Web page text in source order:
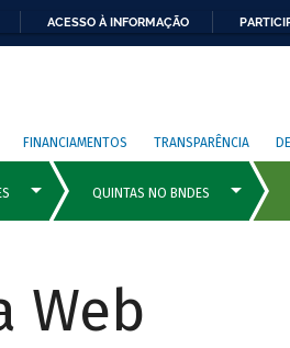
ACESSO À INFORMAÇÃO
FINANCIAMENTOS TRANSPARÊNCIA
Web